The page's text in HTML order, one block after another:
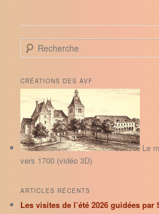
e
h
e
r
h
e
CRÉATIONS DES AVF
Le
vers 1700 (vidéo 3D)
ARTICLES RÉCENTS
Les visites de l’été 2026 guidées par